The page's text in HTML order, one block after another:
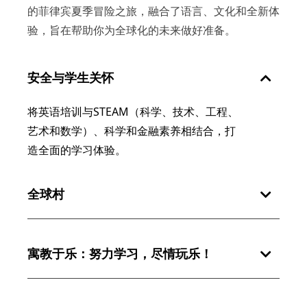
的菲律宾夏季冒险之旅，融合了语言、文化和全新体
验，旨在帮助你为全球化的未来做好准备。
安全与学生关怀
将英语培训与STEAM（科学、技术、工程、
艺术和数学）、科学和金融素养相结合，打
造全面的学习体验。
全球村
寓教于乐：努力学习，尽情玩乐！